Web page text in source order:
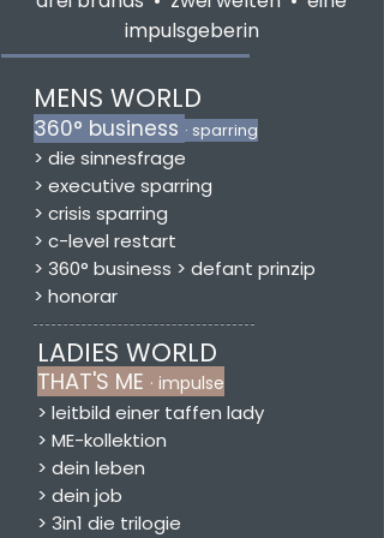
impulsgeberin
MENS WORLD
360° business · sparring
> die sinnesfrage
> executive sparring
> crisis sparring
> c-level restart
> 360° business > defant prinzip
> honorar
LADIES WORLD
THAT'S ME · impulse
> leitbild einer taffen lady
> ME-kollektion
> dein leben
> dein job
> 3in1 die trilogie